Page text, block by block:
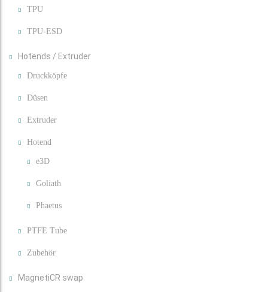
TPU
TPU-ESD
Hotends / Extruder
Druckköpfe
Düsen
Extruder
Hotend
e3D
Goliath
Phaetus
PTFE Tube
Zubehör
MagnetiCR swap